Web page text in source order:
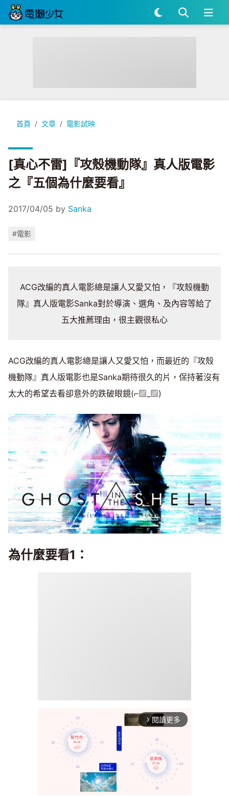
首頁 文章 電影試映
[真心不雷]『攻殼機動隊』真人版電影之『五個為什麼要看』
[真心不雷]『攻殼機動隊』真人版電影
之『五個為什麼要看』
2017/04/05 by Sanka
#電影
ACG改編的真人電影總是讓人又愛又怕，『攻殼機動
隊』真人版電影Sanka對於導演、選角、及內容等給了
五大推薦理由，很主觀很私心
ACG改編的真人電影總是讓人又愛又怕，而最近的『攻殼
機動隊』真人版電影也是Sanka期待很久的片，保持著沒有
太大的希望去看卻意外的跌破眼鏡(⌐▨_▨)
為什麼要看1：
arrow_forward_ios 閱讀更多